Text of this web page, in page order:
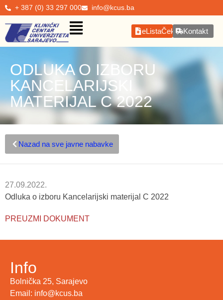
+ 387 (0) 33 297 000 info@kcus.ba
eListaČekanjaKontakt
ODLUKA O IZBORU
KANCELARIJSKI
MATERIJAL C 2022
Nazad na sve javne nabavke
27.09.2022.
Odluka o izboru Kancelarijski materijal C 2022
PREUZMI DOKUMENT
Info
Bolnička 25, Sarajevo
Email: info@kcus.ba